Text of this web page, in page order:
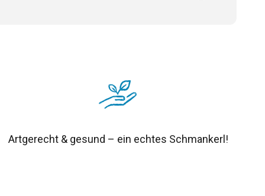
Artgerecht & gesund – ein echtes Schmankerl!